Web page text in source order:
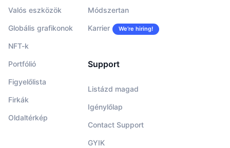
Valós eszközök
Globális grafikonok
NFT-k
Portfólió
Figyelőlista
Firkák
Oldaltérkép
Módszertan
Karrier We’re hiring!
Support
Listázd magad
Igénylőlap
Contact Support
GYIK